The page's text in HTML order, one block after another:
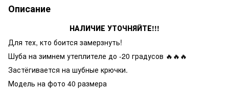
Описание
НАЛИЧИЕ УТОЧНЯЙТЕ!!!
Для тех, кто боится замерзнуть!
Шуба на зимнем утеплителе до -20 градусов 🔥🔥🔥
Застёгивается на шубные крючки.
Модель на фото 40 размера